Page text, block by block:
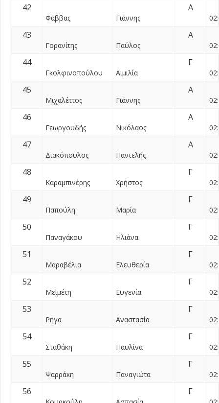
42
Φάββας Γιάννης
Α
43
Γορανίτης Παύλος
Α
44
Γκολφινοπούλου Αιμιλία
Γ
45
Μιχαλέττος Γιάννης
Α
46
Γεωργουδής Νικόλαος
Α
47
Διακόπουλος Παντελής
Α
48
Καραμπινέρης Χρήστος
Γ
49
Παπούλη Μαρία
Γ
50
Παναγάκου Ηλιάνα
Γ
51
Μαραβέλια Ελευθερία
Γ
52
Μεϊμέτη Ευγενία
Γ
53
Ρήγα Αναστασία
Γ
54
Σταθάκη Παυλίνα
Γ
55
Ψαρράκη Παναγιώτα
Γ
56 Γ